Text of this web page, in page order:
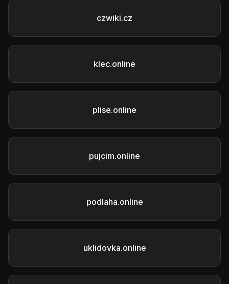
czwiki.cz
klec.online
plise.online
pujcim.online
podlaha.online
uklidovka.online